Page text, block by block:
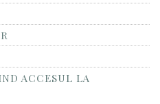
ACCESUL LA